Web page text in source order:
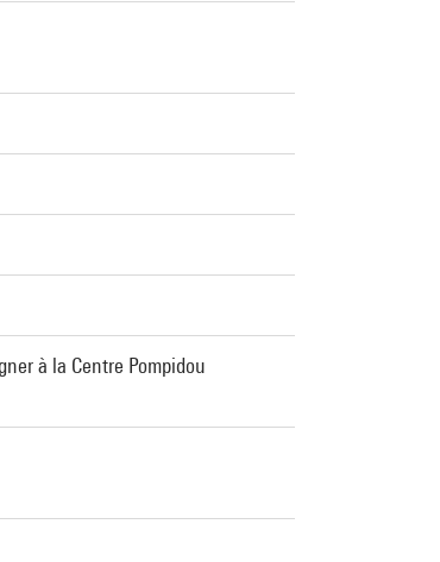
à la Centre Pompidou